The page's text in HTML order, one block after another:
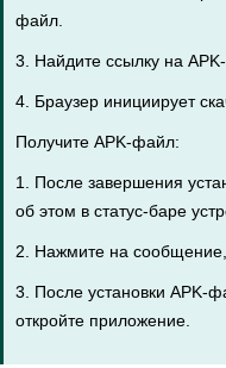
файл.
3. Найдите ссылку на
4. Браузер инициирует
Получите APK-файл:
1. После завершения
об этом в статус-баре
2. Нажмите на сообщение,
3. После установки APK-
откройте приложение.